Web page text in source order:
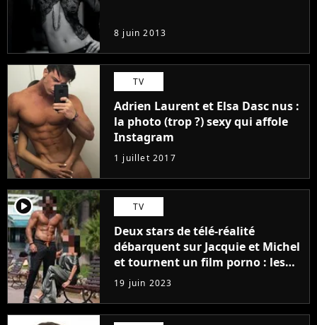
8 juin 2013
TV
Adrien Laurent et Elsa Dasc nus :
la photo (trop ?) sexy qui affole
Instagram
1 juillet 2017
player2 TV
Deux stars de télé-réalité
débarquent sur Jacquie et Michel
et tournent un film porno : les
premières images du tournage
(exclu)
19 juin 2023